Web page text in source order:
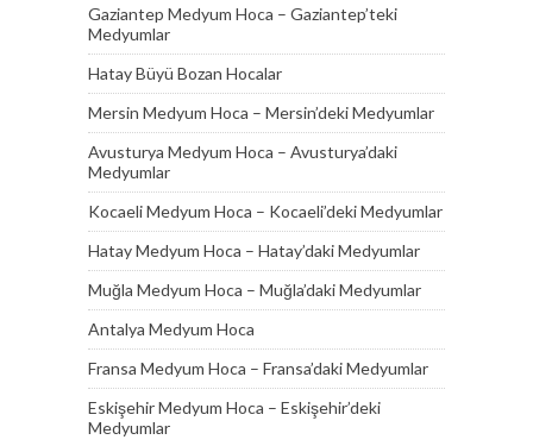
Gaziantep Medyum Hoca – Gaziantep’teki
Medyumlar
Hatay Büyü Bozan Hocalar
Mersin Medyum Hoca – Mersin’deki Medyumlar
Avusturya Medyum Hoca – Avusturya’daki
Medyumlar
Kocaeli Medyum Hoca – Kocaeli’deki Medyumlar
Hatay Medyum Hoca – Hatay’daki Medyumlar
Muğla Medyum Hoca – Muğla’daki Medyumlar
Antalya Medyum Hoca
Fransa Medyum Hoca – Fransa’daki Medyumlar
Eskişehir Medyum Hoca – Eskişehir’deki
Medyumlar